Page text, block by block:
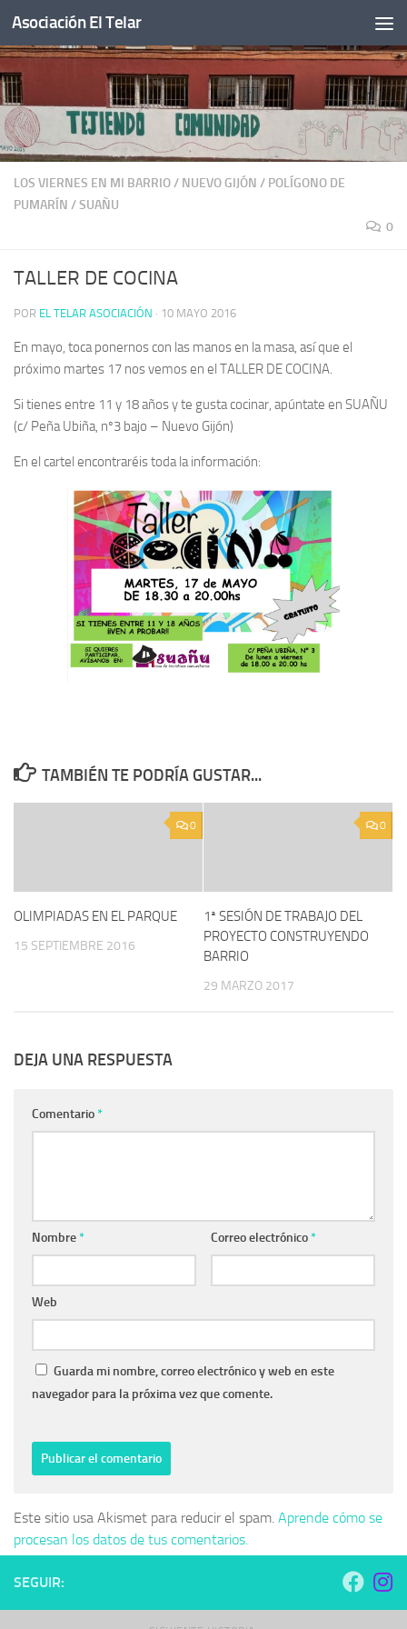
Saltar al contenido
Asociación El Telar
LOS VIERNES EN MI BARRIO/ NUEVO GIJÓN / POLÍGONO DE
PUMARÍN /SUAÑU
0
TALLER DE COCINA
POR EL TELAR ASOCIACIÓN · 10 MAYO 2016
En mayo, toca ponernos con las manos en la masa, así que el
próximo martes 17 nos vemos en el TALLER DE COCINA.
Si tienes entre 11 y 18 años y te gusta cocinar, apúntate en SUAÑU
(c/ Peña Ubiña, nº3 bajo – Nuevo Gijón)
En el cartel encontraréis toda la información:
TAMBIÉN TE PODRÍA GUSTAR...
0
OLIMPIADAS EN EL PARQUE
15 SEPTIEMBRE 2016
0
1ª SESIÓN DE TRABAJO DEL
PROYECTO CONSTRUYENDO
BARRIO
29 MARZO 2017
DEJA UNA RESPUESTA
Comentario*
Nombre* Correo electrónico*
Web
Guarda mi nombre, correo electrónico y web en este
navegador para la próxima vez que comente.
Este sitio usa Akismet para reducir el spam. Aprende cómo se
procesan los datos de tus comentarios.
SEGUIR: